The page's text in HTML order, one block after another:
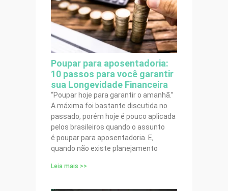
Poupar para aposentadoria:
10 passos para você garantir
sua Longevidade Financeira
“Poupar hoje para garantir o amanhã.”
A máxima foi bastante discutida no
passado, porém hoje é pouco aplicada
pelos brasileiros quando o assunto
é poupar para aposentadoria. E,
quando não existe planejamento
Leia mais >>